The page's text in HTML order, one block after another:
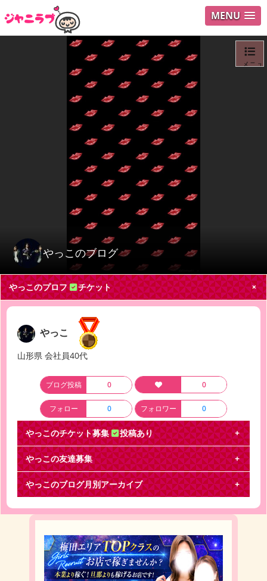
MENU
やっこのブログ
メニュ
やっこのプロフ チケット
やっこ
山形県 会社員40代
ブログ投稿 0 0
フォロー 0 フォロワー 0
やっこのチケット募集 投稿あり
KAT-TUN LIVE TOUR CAST
KAT-TUNチケット交換お願いします 【譲】 9/9 新潟
3連 【求】 8/26静岡2部 2連
KAT-TUN
お譲り下さい。 亀梨和也さんｿﾛｺﾝ～Follow me～ &#
9332;【日時】10月19
やっこの友達募集
やっこのブログ月別アーカイブ